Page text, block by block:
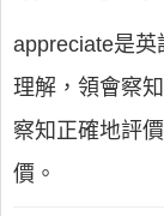
appreciate是英
理解，領會察
察知正確地評
價。